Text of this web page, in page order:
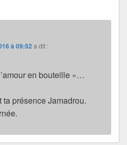
à 09:52 a dit :
en bouteille »…
ta présence Jamadrou.